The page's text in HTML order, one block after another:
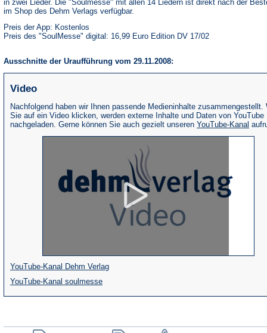
in zwei Lieder. Die "Soulmesse" mit allen 14 Liedern ist direkt nach der
im Shop des Dehm Verlags verfügbar.
Preis der App: Kostenlos
Preis des "SoulMesse" digital: 16,99 Euro Edition DV 17/02
Ausschnitte der Uraufführung vom 29.11.2008:
Video
Nachfolgend haben wir Ihnen passende Medieninhalte zusammengestellt.
Sie auf ein Video klicken, werden externe Inhalte und Daten von YouTube
nachgeladen. Gerne können Sie auch gezielt unseren YouTube-Kanal
YouTube-Kanal Dehm Verlag(Öffnet
einem
Tab)
YouTube-Kanal soulmesse(Öffnet
in
neuen